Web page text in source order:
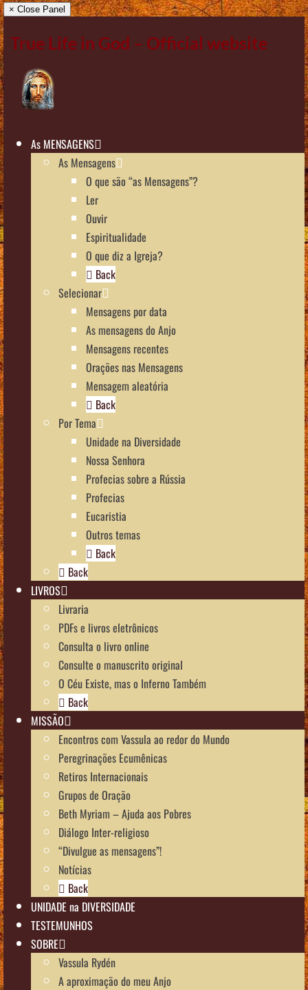
× Close Panel
True Life in God – Official website
As MENSAGENS
As Mensagens
O que são “as Mensagens”?
Ler
Ouvir
Espiritualidade
O que diz a Igreja?
Back
Selecionar
Mensagens por data
As mensagens do Anjo
Mensagens recentes
Orações nas Mensagens
Mensagem aleatória
Back
Por Tema
Unidade na Diversidade
Nossa Senhora
Profecias sobre a Rússia
Profecias
Eucaristia
Outros temas
Back
Back
LIVROS
Livraria
PDFs e livros eletrônicos
Consulta o livro online
Consulte o manuscrito original
O Céu Existe, mas o Inferno Também
Back
MISSÃO
Encontros com Vassula ao redor do Mundo
Peregrinações Ecumênicas
Retiros Internacionais
Grupos de Oração
Beth Myriam – Ajuda aos Pobres
Diálogo Inter-religioso
“Divulgue as mensagens”!
Notícias
Back
UNIDADE na DIVERSIDADE
TESTEMUNHOS
SOBRE
Vassula Rydén
A aproximação do meu Anjo